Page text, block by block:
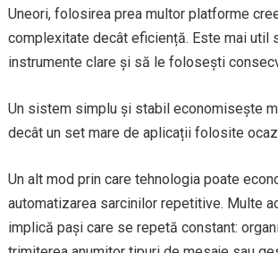
Uneori, folosirea prea multor platforme
complexitate decât eficiență. Este mai util
instrumente clare și să le folosești
Un sistem simplu și stabil economisește
decât un set mare de aplicații folosite
Un alt mod prin care tehnologia poate
automatizarea sarcinilor repetitive. Multe
implică pași care se repetă constant: